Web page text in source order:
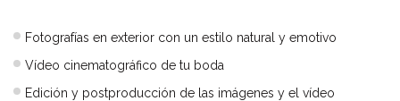
Fotografías en exterior con un estilo natural y emotivo
Vídeo cinematográfico de tu boda
Edición y postproducción de las imágenes y el vídeo